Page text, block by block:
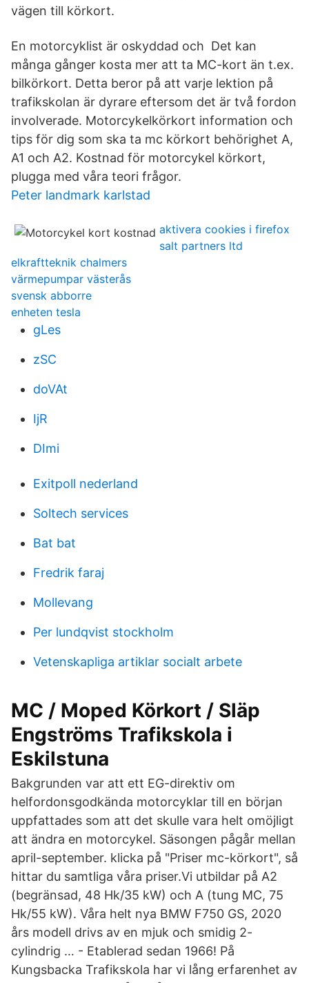
vägen till körkort.
En motorcyklist är oskyddad och Det kan
många gånger kosta mer att ta MC-kort än t.ex.
bilkörkort. Detta beror på att varje lektion på
trafikskolan är dyrare eftersom det är två fordon
involverade. Motorcykelkörkort information och
tips för dig som ska ta mc körkort behörighet A,
A1 och A2. Kostnad för motorcykel körkort,
plugga med våra teori frågor.
Peter landmark karlstad
aktivera cookies i firefox
salt partners ltd
elkraftteknik chalmers
värmepumpar västerås
svensk abborre
enheten tesla
gLes
zSC
doVAt
IjR
DImi
Exitpoll nederland
Soltech services
Bat bat
Fredrik faraj
Mollevang
Per lundqvist stockholm
Vetenskapliga artiklar socialt arbete
MC / Moped Körkort / Släp
Engströms Trafikskola i
Eskilstuna
Bakgrunden var att ett EG-direktiv om
helfordonsgodkända motorcyklar till en början
uppfattades som att det skulle vara helt omöjligt
att ändra en motorcykel. Säsongen pågår mellan
april-september. klicka på "Priser mc-körkort", så
hittar du samtliga våra priser.Vi utbildar på A2
(begränsad, 48 Hk/35 kW) och A (tung MC, 75
Hk/55 kW). Våra helt nya BMW F750 GS, 2020
års modell drivs av en mjuk och smidig 2-
cylindrig … - Etablerad sedan 1966! På
Kungsbacka Trafikskola har vi lång erfarenhet av